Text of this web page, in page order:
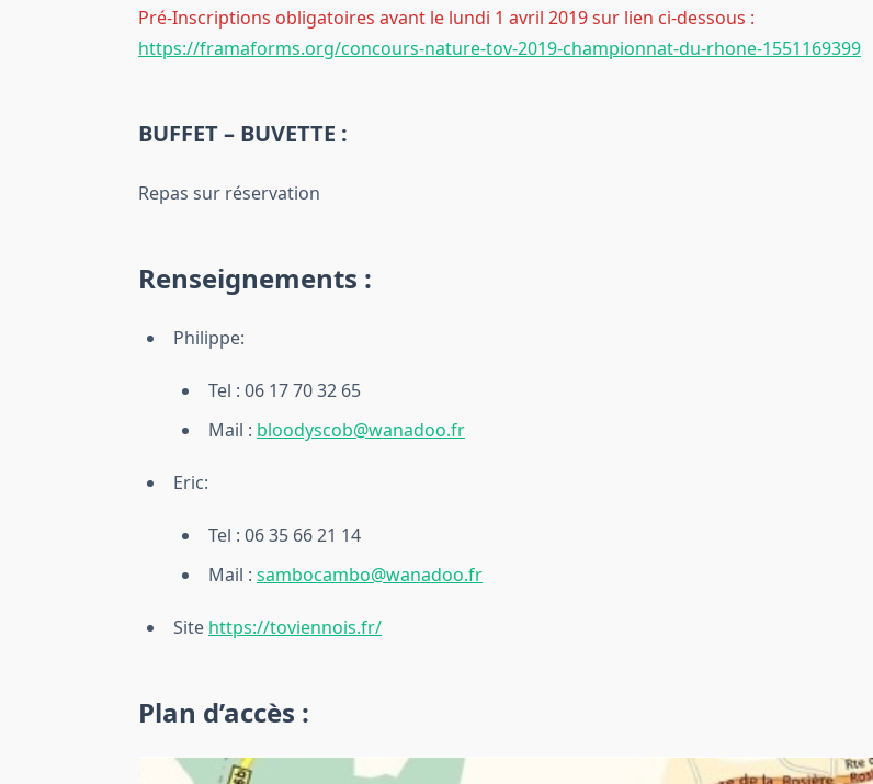
Pré-Inscriptions obligatoires avant le lundi 1 avril 2019 sur lien ci-dessous :
https://framaforms.org/concours-nature-tov-2019-championnat-du-rhone-1551169399
BUFFET – BUVETTE :
Repas sur réservation
Renseignements :
Philippe:
Tel : 06 17 70 32 65
Mail : bloodyscob@wanadoo.fr
Eric:
Tel : 06 35 66 21 14
Mail : sambocambo@wanadoo.fr
Site https://toviennois.fr/
Plan d’accès :